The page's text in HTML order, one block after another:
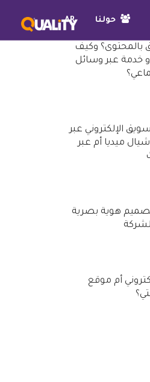
حولنا AR
بالمحتوى؟ وكيف
خدمة عبر وسائل
الإلكتروني عبر
ميديا أم عبر
هوية بصرية
أم موقع